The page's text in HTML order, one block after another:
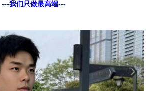
---我们只做最高端---